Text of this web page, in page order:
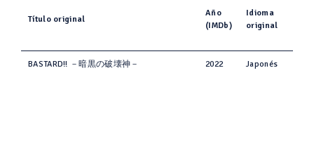
Título original
Año
(IMDb)
Idioma
original
BASTARD!! －暗黒の破壊神－ 2022 Japonés